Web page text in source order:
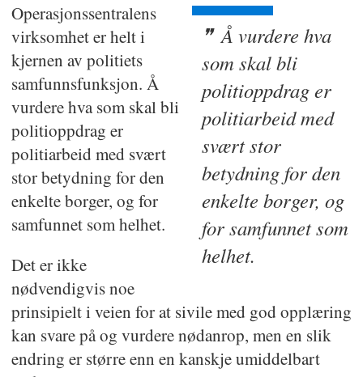
Å vurdere hva
som skal bli
politioppdrag er
politiarbeid med
svært stor
betydning for den
enkelte borger, og
for samfunnet som
helhet.
Operasjonssentralens
virksomhet er helt i
kjernen av politiets
samfunnsfunksjon. Å
vurdere hva som skal bli
politioppdrag er
politiarbeid med svært
stor betydning for den
enkelte borger, og for
samfunnet som helhet.
Det er ikke
nødvendigvis noe
prinsipielt i veien for at sivile med god opplæring
kan svare på og vurdere nødanrop, men en slik
endring er større enn en kanskje umiddelbart